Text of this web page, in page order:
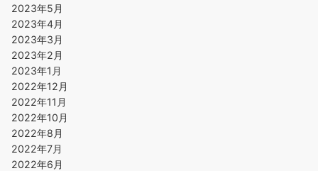
2023年5月
2023年4月
2023年3月
2023年2月
2023年1月
2022年12月
2022年11月
2022年10月
2022年8月
2022年7月
2022年6月